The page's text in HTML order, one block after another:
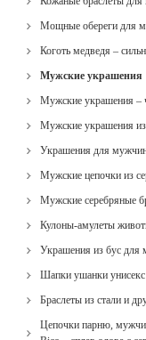
Мощные обереги для
Коготь медведя –
Мужские украшения
Мужские украшения –
Мужские украшения из
Украшения для
Мужские цепочки из
Мужские серебряные
Кулоны-амулеты
Украшения из бус для
Шапки ушанки
Браслеты из стали и
Цепочки парню,